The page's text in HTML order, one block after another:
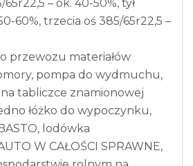
– ok. 40-50%, tył
60%, trzecia oś 385/65r22,5 –
przewozu materiałów
pompa do wydmuchu,
tabliczce znamionowej
łóżko do wypoczynku,
lodówka
W CAŁOŚCI SPRAWNE,